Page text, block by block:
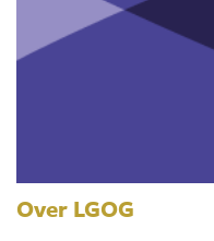
Over LGOG